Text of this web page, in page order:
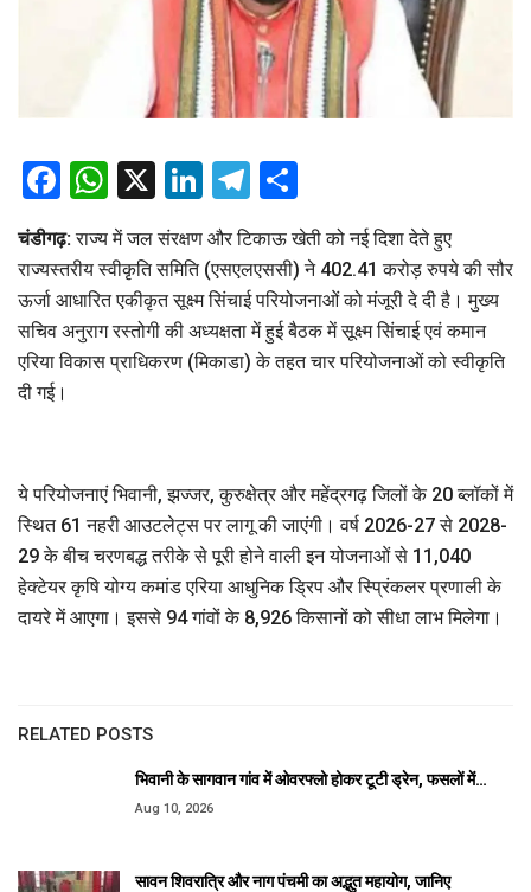
Facebook
WhatsApp
X LinkedIn
Telegram
चंडीगढ़:राज्य में जल संरक्षण और टिकाऊ खेती को नई दिशा देते हुए
राज्यस्तरीय स्वीकृति समिति (एसएलएससी) ने 402.41 करोड़ रुपये की सौर
ऊर्जा आधारित एकीकृत सूक्ष्म सिंचाई परियोजनाओं को मंजूरी दे दी है। मुख्य
सचिव अनुराग रस्तोगी की अध्यक्षता में हुई बैठक में सूक्ष्म सिंचाई एवं कमान
एरिया विकास प्राधिकरण (मिकाडा) के तहत चार परियोजनाओं को स्वीकृति
दी गई।
ये परियोजनाएं भिवानी, झज्जर, कुरुक्षेत्र और महेंद्रगढ़ जिलों के 20 ब्लॉकों में
स्थित 61 नहरी आउटलेट्स पर लागू की जाएंगी। वर्ष 2026-27 से 2028-
29 के बीच चरणबद्ध तरीके से पूरी होने वाली इन योजनाओं से 11,040
हेक्टेयर कृषि योग्य कमांड एरिया आधुनिक ड्रिप और स्प्रिंकलर प्रणाली के
दायरे में आएगा। इससे 94 गांवों के 8,926 किसानों को सीधा लाभ मिलेगा।
RELATED POSTS
भिवानी के सागवान गांव में ओवरफ्लो होकर टूटी ड्रेन, फसलों में…
Aug 10, 2026
सावन शिवरात्रि और नाग पंचमी का अद्भुत महायोग, जानिए